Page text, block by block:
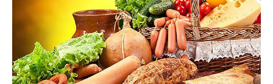
Ніжин
Микитинці
Миколаїв
Нікополь
Новоолександрівка